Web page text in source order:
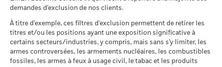
passées.Les performances passées ne sont pas un indicateur
fiable des performances futures. Les marchés pourraient
évoluer très différemment. Ceci peut vous aider à évaluer la
façon dont le fonds a été géré dans le passé
La performance est indiquée sur la base de la Valeur nette
d’inventaire (VNI), avec le revenu brut réinvesti le cas échéant.
Favorable
Rendement annuel moyen
Le scénario de tension montre ce que vous pourriez obtenir
dans des situations de marché extrêmes.
Pointage de qualité ESG
MSCI (0-10)
au 17/juil./2026
Classification mondiale des
fonds selon Lipper
au 17/juil./2026
Equity Europe Income
au 30/juin/2026
MSCI - Charbon thermique
au 30/juin/2026
0,00%
MSCI - Sables bitumineux
au 30/juin/2026
0,00%
BlackRock Global Funds - Prospectus (French
- France)
BlackRock Global Funds - Prospectus
(English)
demandes d'exclusion de nos clients.
À titre d'exemple, ces filtres d'exclusion permettent de retirer les
titres et/ou les positions ayant une exposition significative à
certains secteurs/industries, y compris, mais sans s'y limiter, les
armes controversées, les armements nucléaires, les combustibles
fossiles, les armes à feux à usage civil, le tabac et les produits